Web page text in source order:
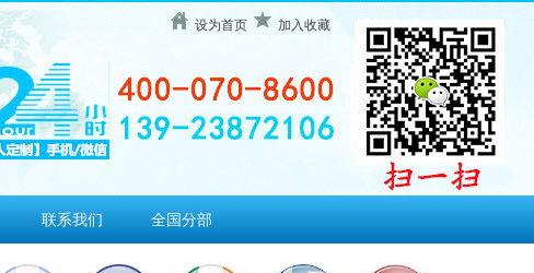
设为首页 加入收藏
联系我们 全国分部